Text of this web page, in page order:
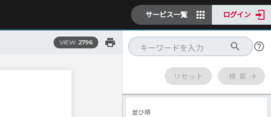
サービス一覧 ログイン
VIEW: 2796
リセット 検 索
並び順